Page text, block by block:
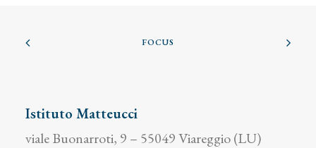
FOCUS
Istituto Matteucci
viale Buonarroti, 9 – 55049 Viareggio (LU)